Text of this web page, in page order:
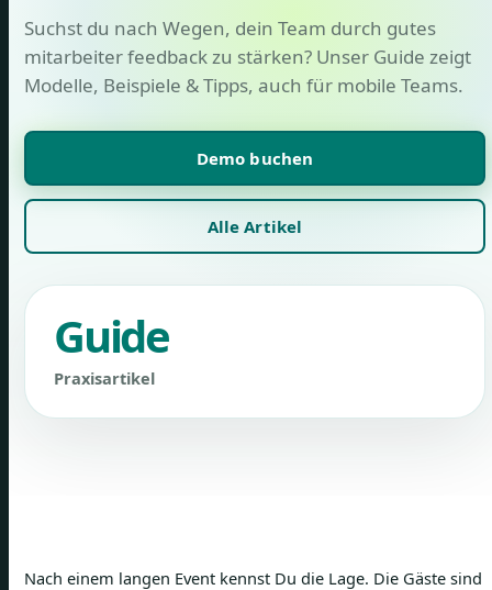
Suchst du nach Wegen, dein Team durch gutes
mitarbeiter feedback zu stärken? Unser Guide zeigt
Modelle, Beispiele & Tipps, auch für mobile Teams.
Demo buchen
Alle Artikel
Guide
Praxisartikel
Nach einem langen Event kennst Du die Lage. Die Gäste sind